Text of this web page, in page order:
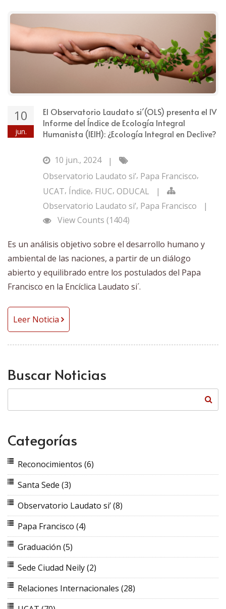
10
jun.
El Observatorio Laudato si´(OLS) presenta el IV
Informe del Índice de Ecología Integral
Humanista (IEIH): ¿Ecología Integral en Declive?
10 jun., 2024
|
Observatorio Laudato si’, Papa Francisco,
UCAT, Índice, FIUC, ODUCAL
|
Observatorio Laudato si’, Papa Francisco
|
View Counts (1404)
Es un análisis objetivo sobre el desarrollo humano y
ambiental de las naciones, a partir de un diálogo
abierto y equilibrado entre los postulados del Papa
Francisco en la Encíclica Laudato si´.
Leer Noticia
Buscar Noticias
Categorías
Reconocimientos (6)
Santa Sede (3)
Observatorio Laudato si’(8)
Papa Francisco (4)
Graduación (5)
Sede Ciudad Neily(2)
Relaciones Internacionales (28)